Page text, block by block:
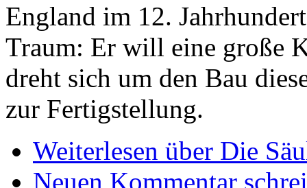
England im 12.
Traum: Er will eine große
dreht sich um den Bau
zur Fertigstellung.
Weiterlesen über Die
Neuen Kommentar